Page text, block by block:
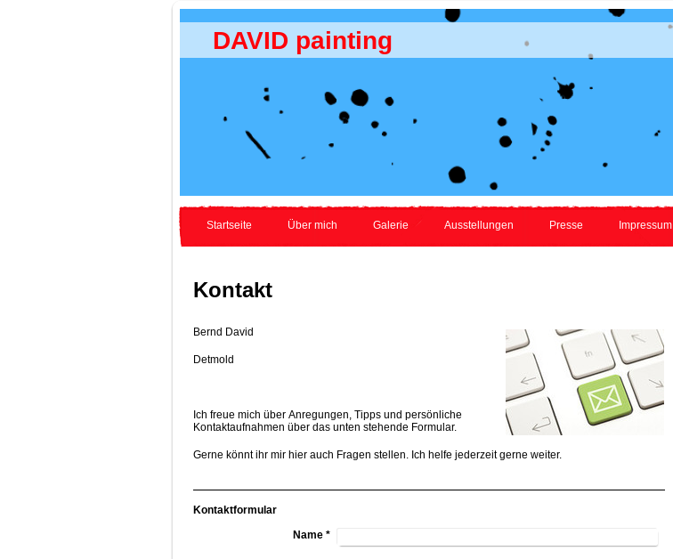
DAVID painting
Startseite Über mich Galerie Ausstellungen Presse Impressum
Kontakt
Bernd David
Detmold
Ich freue mich über Anregungen, Tipps und persönliche
Kontaktaufnahmen über das unten stehende Formular.
Gerne könnt ihr mir hier auch Fragen stellen. Ich helfe jederzeit gerne weiter.
Kontaktformular
Name*